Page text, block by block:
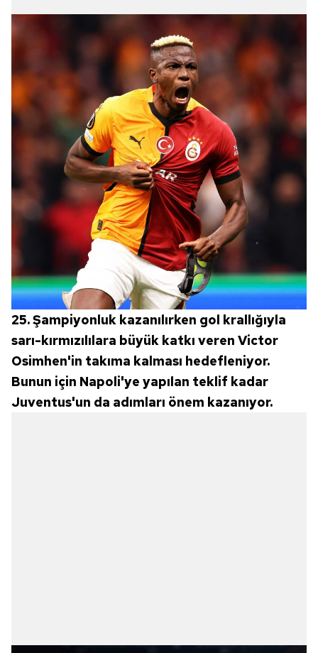
25. Şampiyonluk kazanılırken gol krallığıyla
sarı-kırmızılılara büyük katkı veren Victor
Osimhen'in takıma kalması hedefleniyor.
Bunun için Napoli'ye yapılan teklif kadar
Juventus'un da adımları önem kazanıyor.